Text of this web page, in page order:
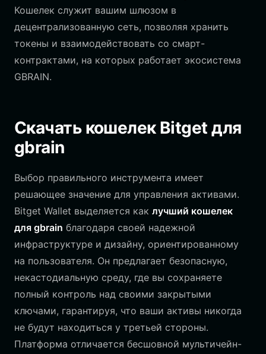
Кошелек служит вашим шлюзом в
децентрализованную сеть, позволяя хранить
токены и взаимодействовать со смарт-
контрактами, на которых работает экосистема
GBRAIN.
Скачать кошелек Bitget для
gbrain
Выбор правильного инструмента имеет
решающее значение для управления активами.
Bitget Wallet выделяется как лучший кошелек
для gbrain благодаря своей надежной
инфраструктуре и дизайну, ориентированному
на пользователя. Он предлагает безопасную,
некастодиальную среду, где вы сохраняете
полный контроль над своими закрытыми
ключами, гарантируя, что ваши активы никогда
не будут находиться у третьей стороны.
Платформа отличается бесшовной мультичейн-